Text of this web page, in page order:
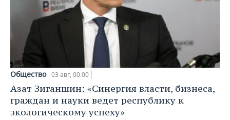
Общество 03 авг, 00:00
Азат Зиганшин: «Синергия власти, бизнеса,
граждан и науки ведет республику к
экологическому успеху»